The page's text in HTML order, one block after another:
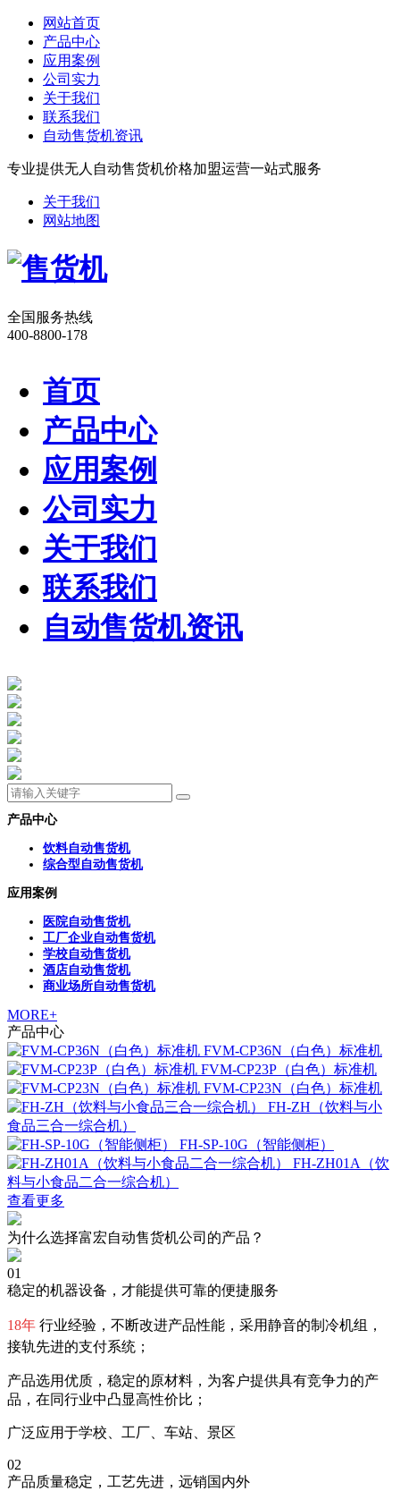
网站首页
产品中心
应用案例
公司实力
关于我们
联系我们
自动售货机资讯
专业提供无人自动售货机价格加盟运营一站式服务
关于我们
网站地图
全国服务热线
400-8800-178
首页
产品中心
应用案例
公司实力
关于我们
联系我们
自动售货机资讯
产品中心
饮料自动售货机
综合型自动售货机
应用案例
医院自动售货机
工厂企业自动售货机
学校自动售货机
酒店自动售货机
商业场所自动售货机
MORE+
产品中心
FVM-CP36N（白色）标准机
FVM-CP23P（白色）标准机
FVM-CP23N（白色）标准机
FH-ZH（饮料与小
食品三合一综合机）
FH-SP-10G（智能侧柜）
FH-ZH01A（饮
料与小食品二合一综合机）
查看更多
为什么选择富宏自动售货机公司的产品？
01
稳定的机器设备，才能提供可靠的便捷服务
18年 行业经验，不断改进产品性能，采用静音的制冷机组，
接轨先进的支付系统；
产品选用优质，稳定的原材料，为客户提供具有竞争力的产
品，在同行业中凸显高性价比；
广泛应用于学校、工厂、车站、景区
02
产品质量稳定，工艺先进，远销国内外